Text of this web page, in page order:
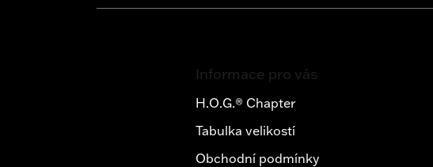
Informace pro vás
H.O.G.® Chapter
Tabulka velikostí
Obchodní podmínky